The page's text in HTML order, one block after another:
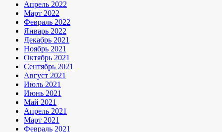
Апрель 2022
Март 2022
Февраль 2022
Январь 2022
Декабрь 2021
Ноябрь 2021
Октябрь 2021
Сентябрь 2021
Август 2021
Июль 2021
Июнь 2021
Май 2021
Апрель 2021
Март 2021
Февраль 2021